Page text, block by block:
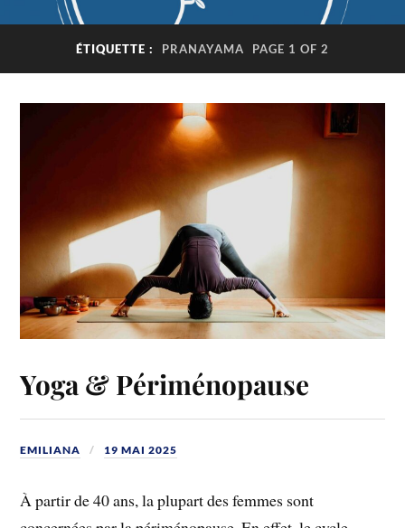
ÉTIQUETTE : PRANAYAMA PAGE 1 OF 2
Yoga & Périménopause
EMILIANA 19 MAI 2025
À partir de 40 ans, la plupart des femmes sont